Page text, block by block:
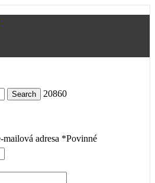
Search
20860
adresa *Povinné